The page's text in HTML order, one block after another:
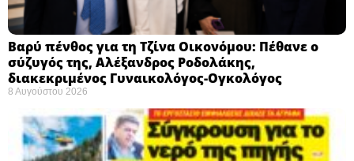
Βαρύ πένθος για τη Τζίνα Οικονόμου: Πέθανε ο
σύζυγός της, Αλέξανδρος Ροδολάκης,
διακεκριμένος Γυναικολόγος-Ογκολόγος
8 Αυγούστου 2026